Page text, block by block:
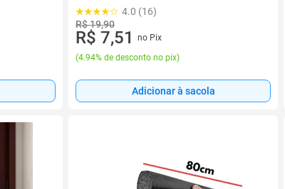
4.0 (16)
R$ 19,90
R$ 7,51
no Pix
(4.94% de desconto no pix)
Adicionar à sacola